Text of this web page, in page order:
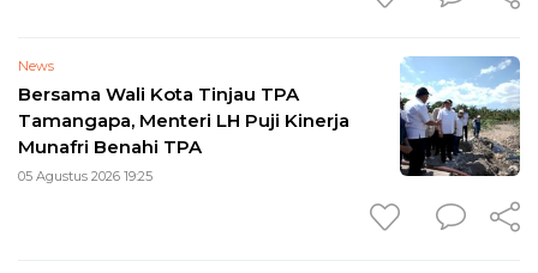
News
Bersama Wali Kota Tinjau TPA
Tamangapa, Menteri LH Puji Kinerja
Munafri Benahi TPA
05 Agustus 2026 19:25